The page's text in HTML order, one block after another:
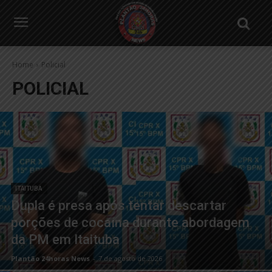
Home Policial
POLICIAL
ITAITUBA
Dupla é presa após tentar descartar
porções de cocaína durante abordagem
da PM em Itaituba
Plantão 24horas News - 7 de agosto de 2026